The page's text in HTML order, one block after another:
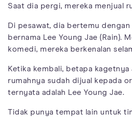
Saat dia pergi, mereka menjual
Di pesawat, dia bertemu dengan
bernama Lee Young Jae (Rain).
komedi, mereka berkenalan
Ketika kembali, betapa kagetnya
rumahnya sudah dijual kepada
ternyata adalah Lee Young Jae.
Tidak punya tempat lain untuk